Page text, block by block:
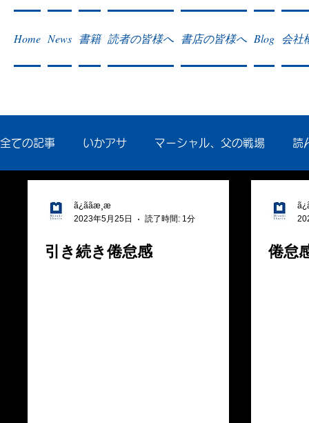
Home News 書籍 読者の皆様へ 書店の皆様へ Blog 会社
全ての記事 いかアサ マーシャル、父の戦場 読
作った本・作っている本 病気
ã¿ããæ¸æ
2023年5月25日
読了時間: 1分
引き続き倦怠感 倦怠